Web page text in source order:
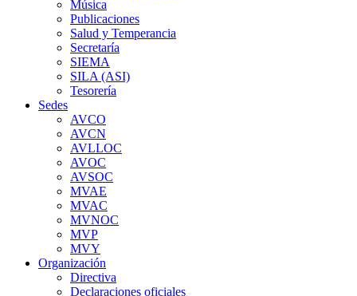
Música
Publicaciones
Salud y Temperancia
Secretaría
SIEMA
SILA (ASI)
Tesorería
Sedes
AVCO
AVCN
AVLLOC
AVOC
AVSOC
MVAE
MVAC
MVNOC
MVP
MVY
Organización
Directiva
Declaraciones oficiales